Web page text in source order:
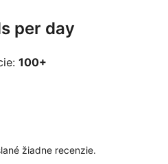
per day
100+
žiadne recenzie.